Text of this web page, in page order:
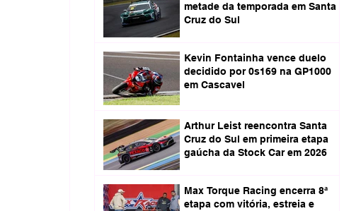
metade da temporada em Santa
Cruz do Sul
Kevin Fontainha vence duelo
decidido por 0s169 na GP1000
em Cascavel
Arthur Leist reencontra Santa
Cruz do Sul em primeira etapa
gaúcha da Stock Car em 2026
Max Torque Racing encerra 8ª
etapa com vitória, estreia e